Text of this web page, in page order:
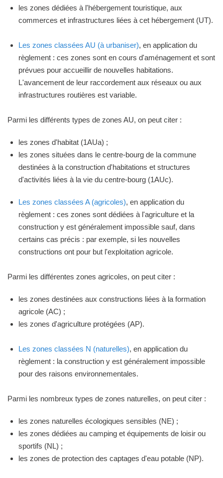
les zones dédiées à l'hébergement touristique, aux
commerces et infrastructures liées à cet hébergement (UT).
Les zones classées AU (à urbaniser), en application du
règlement : ces zones sont en cours d'aménagement et sont
prévues pour accueillir de nouvelles habitations.
L'avancement de leur raccordement aux réseaux ou aux
infrastructures routières est variable.
Parmi les différents types de zones AU, on peut citer :
les zones d'habitat (1AUa) ;
les zones situées dans le centre-bourg de la commune
destinées à la construction d'habitations et structures
d'activités liées à la vie du centre-bourg (1AUc).
Les zones classées A (agricoles), en application du
règlement : ces zones sont dédiées à l'agriculture et la
construction y est généralement impossible sauf, dans
certains cas précis : par exemple, si les nouvelles
constructions ont pour but l'exploitation agricole.
Parmi les différentes zones agricoles, on peut citer :
les zones destinées aux constructions liées à la formation
agricole (AC) ;
les zones d'agriculture protégées (AP).
Les zones classées N (naturelles), en application du
règlement : la construction y est généralement impossible
pour des raisons environnementales.
Parmi les nombreux types de zones naturelles, on peut citer :
les zones naturelles écologiques sensibles (NE) ;
les zones dédiées au camping et équipements de loisir ou
sportifs (NL) ;
les zones de protection des captages d'eau potable (NP).